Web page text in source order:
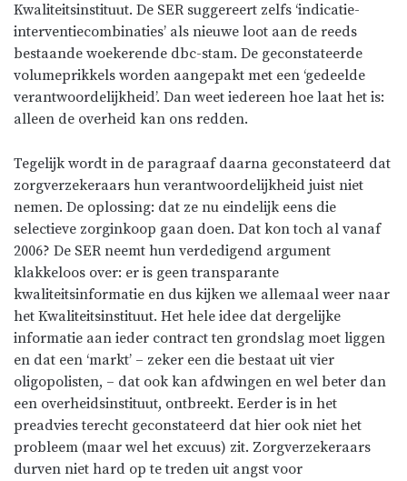
Kwaliteitsinstituut. De SER suggereert zelfs ‘indicatie-
interventiecombinaties’ als nieuwe loot aan de reeds
bestaande woekerende dbc-stam. De geconstateerde
volumeprikkels worden aangepakt met een ‘gedeelde
verantwoordelijkheid’. Dan weet iedereen hoe laat het is:
alleen de overheid kan ons redden.
Tegelijk wordt in de paragraaf daarna geconstateerd dat
zorgverzekeraars hun verantwoordelijkheid juist niet
nemen. De oplossing: dat ze nu eindelijk eens die
selectieve zorginkoop gaan doen. Dat kon toch al vanaf
2006? De SER neemt hun verdedigend argument
klakkeloos over: er is geen transparante
kwaliteitsinformatie en dus kijken we allemaal weer naar
het Kwaliteitsinstituut. Het hele idee dat dergelijke
informatie aan ieder contract ten grondslag moet liggen
en dat een ‘markt’ – zeker een die bestaat uit vier
oligopolisten, – dat ook kan afdwingen en wel beter dan
een overheidsinstituut, ontbreekt. Eerder is in het
preadvies terecht geconstateerd dat hier ook niet het
probleem (maar wel het excuus) zit. Zorgverzekeraars
durven niet hard op te treden uit angst voor